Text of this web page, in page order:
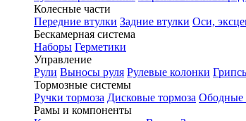
Колесные части
Передние втулки Задние втулки Оси,
Бескамерная система
Наборы Герметики
Управление
Рули Выносы руля Рулевые колонки
Тормозные системы
Ручки тормоза Дисковые тормоза Ободные
Рамы и компоненты